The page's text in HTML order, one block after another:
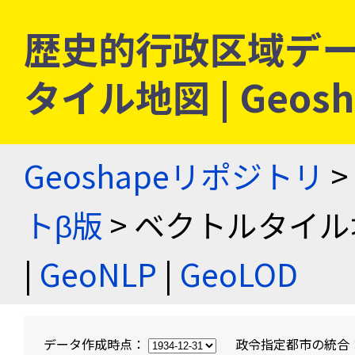
歴史的行政区域デ
タイル地図 |
Geoshapeリポジトリ >
トβ版 > ベクトルタイ
| GeoNLP | GeoLOD
データ作成時点： 政令指定都市の統